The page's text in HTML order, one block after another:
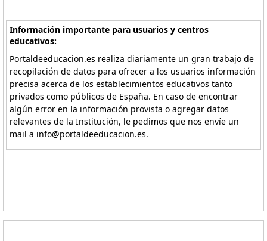
Información importante para usuarios y centros
educativos:
Portaldeeducacion.es realiza diariamente un gran trabajo de
recopilación de datos para ofrecer a los usuarios información
precisa acerca de los establecimientos educativos tanto
privados como públicos de España. En caso de encontrar
algún error en la información provista o agregar datos
relevantes de la Institución, le pedimos que nos envíe un
mail a info@portaldeeducacion.es.